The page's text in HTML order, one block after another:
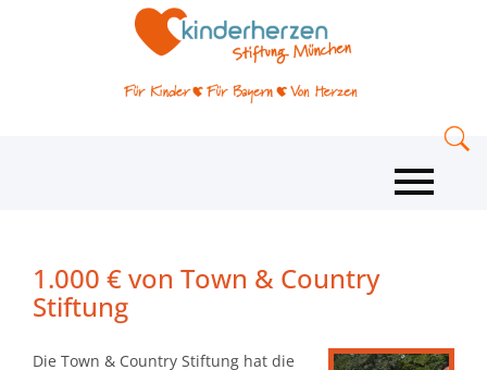
1.000 € von Town & Country
Stiftung
Die Town & Country Stiftung hat die